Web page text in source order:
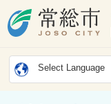
Select Language